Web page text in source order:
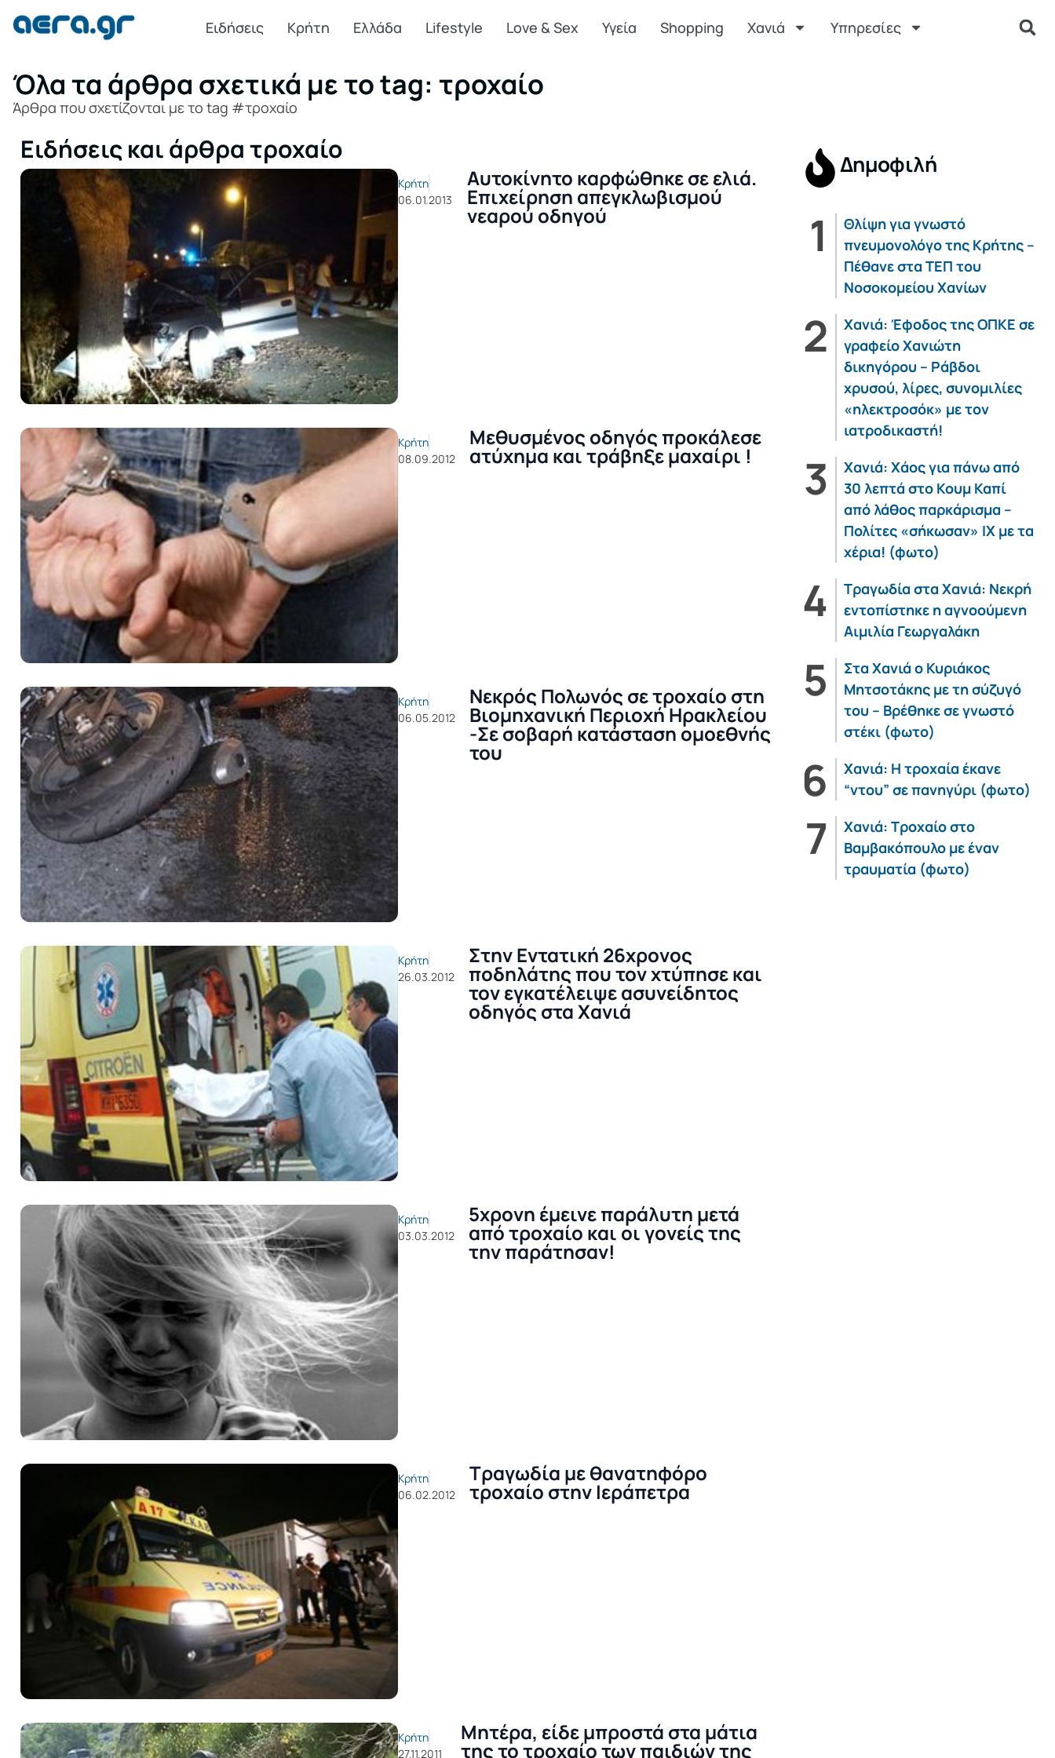
Ειδήσεις Κρήτη Ελλάδα Lifestyle Love & Sex Υγεία Shopping Χανιά Υπηρεσίες
Όλα τα άρθρα σχετικά με το tag: τροχαίο
Άρθρα που σχετίζονται με το tag #τροχαίο
Ειδήσεις και άρθρα τροχαίο
Κρήτη
06.01.2013
Αυτοκίνητο καρφώθηκε σε ελιά.
Επιχείρηση απεγκλωβισμού
νεαρού οδηγού
Κρήτη
08.09.2012
Μεθυσμένος οδηγός προκάλεσε
ατύχημα και τράβηξε μαχαίρι !
Κρήτη
06.05.2012
Νεκρός Πολωνός σε τροχαίο στη
Βιομηχανική Περιοχή Ηρακλείου
-Σε σοβαρή κατάσταση ομοεθνής
του
Κρήτη
26.03.2012
Στην Εντατική 26χρονος
ποδηλάτης που τον χτύπησε και
τον εγκατέλειψε ασυνείδητος
οδηγός στα Χανιά
Κρήτη
03.03.2012
5χρονη έμεινε παράλυτη μετά
από τροχαίο και οι γονείς της
την παράτησαν!
Κρήτη
06.02.2012
Τραγωδία με θανατηφόρο
τροχαίο στην Ιεράπετρα
Κρήτη
27.11.2011
Μητέρα, είδε μπροστά στα μάτια
της το τροχαίο των παιδιών της
Δημοφιλή
Θλίψη για γνωστό
πνευμονολόγο της Κρήτης –
Πέθανε στα ΤΕΠ του
Νοσοκομείου Χανίων
Χανιά: Έφοδος της ΟΠΚΕ σε
γραφείο Χανιώτη
δικηγόρου – Ράβδοι
χρυσού, λίρες, συνομιλίες
«ηλεκτροσόκ» με τον
ιατροδικαστή!
Χανιά: Χάος για πάνω από
30 λεπτά στο Κουμ Καπί
από λάθος παρκάρισμα –
Πολίτες «σήκωσαν» ΙΧ με τα
χέρια! (φωτο)
Τραγωδία στα Χανιά: Νεκρή
εντοπίστηκε η αγνοούμενη
Αιμιλία Γεωργαλάκη
Στα Χανιά ο Κυριάκος
Μητσοτάκης με τη σύζυγό
του – Βρέθηκε σε γνωστό
στέκι (φωτο)
Χανιά: Η τροχαία έκανε
“ντου” σε πανηγύρι (φωτο)
Χανιά: Τροχαίο στο
Βαμβακόπουλο με έναν
τραυματία (φωτο)